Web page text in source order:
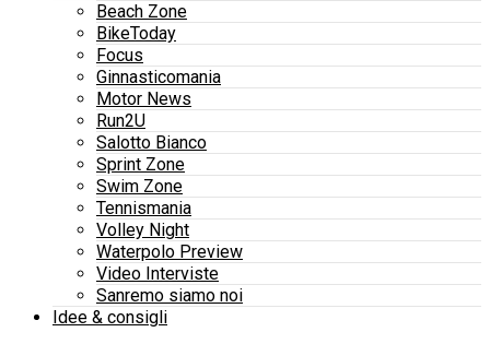
Beach Zone
BikeToday
Focus
Ginnasticomania
Motor News
Run2U
Salotto Bianco
Sprint Zone
Swim Zone
Tennismania
Volley Night
Waterpolo Preview
Video Interviste
Sanremo siamo noi
Idee & consigli